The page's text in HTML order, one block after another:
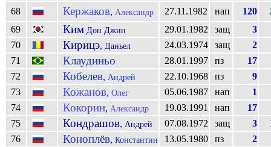
68
Кержаков, Александр 27.11.1982 нап 120
69
КимДон Джин 29.01.1982 защ
3
70
Кирицэ, Даньел 24.03.1974 защ
2
71
Клаудиньо 28.01.1997 пз
17
72
Кобелев, Андрей 22.10.1968 пз
9
73
Кожанов, Олег 05.06.1987 нап
1
74
Кокорин, Александр 19.03.1991 нап
17
75
Кондрашов, Андрей 07.08.1972 защ 3
76
Коноплёв, Константин 13.05.1980 пз
2